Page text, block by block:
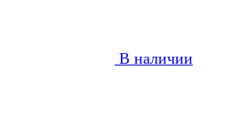
В наличии